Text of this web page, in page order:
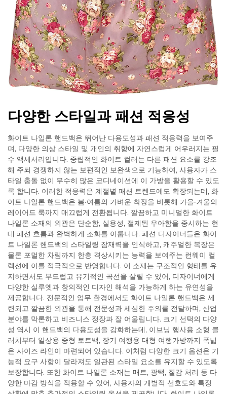
다양한 스타일과 패션 적응성
화이트 나일론 핸드백은 뛰어난 다용도성과 패션 적응력을 보여주
며, 다양한 의상 스타일 및 개인의 취향에 자연스럽게 어우러지는 필
수 액세서리입니다. 중립적인 화이트 컬러는 다른 패션 요소를 강조
해 주되 경쟁하지 않는 보편적인 보완색으로 기능하여, 사용자가 스
타일 충돌 없이 무수히 많은 코디네이션에 이 가방을 활용할 수 있도
록 합니다. 이러한 적응력은 계절별 패션 트렌드에도 확장되는데, 화
이트 나일론 핸드백은 봄·여름의 가벼운 착장을 비롯해 가을·겨울의
레이어드 룩까지 매끄럽게 전환됩니다. 깔끔하고 미니멀한 화이트
나일론 소재의 외관은 단순함, 실용성, 절제된 우아함을 중시하는 현
대 패션 흐름과 완벽하게 조화를 이룹니다. 패션 디자이너들은 화이
트 나일론 핸드백의 스타일링 잠재력을 인식하고, 캐주얼한 복장은
물론 포멀한 차림까지 한층 격상시키는 능력을 보여주는 런웨이 컬
렉션에 이를 적극적으로 반영합니다. 이 소재는 구조적인 형태를 유
지하면서도 부드럽고 유기적인 곡선을 살릴 수 있어, 디자이너에게
다양한 실루엣과 창의적인 디자인 해석을 가능하게 하는 유연성을
제공합니다. 전문적인 업무 환경에서도 화이트 나일론 핸드백은 세
련되고 깔끔한 외관을 통해 전문성과 세심한 주의를 전달하며, 산업
분야를 막론하고 비즈니스 정장과 잘 어울립니다. 크기 선택의 다양
성 역시 이 핸드백의 다용도성을 강화하는데, 이브닝 행사용 소형 클
러치부터 일상용 중형 토트백, 장기 여행용 대형 여행가방까지 폭넓
은 사이즈 라인이 마련되어 있습니다. 이처럼 다양한 크기 옵션은 기
능적 요구 사항이 달라져도 일관된 스타일 요소를 유지할 수 있도록
보장합니다. 또한 화이트 나일론 소재는 매트, 광택, 질감 처리 등 다
양한 마감 방식을 적용할 수 있어, 사용자의 개별적 선호도와 특정